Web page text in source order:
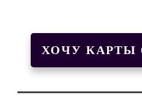
ХОЧУ КАРТЫ